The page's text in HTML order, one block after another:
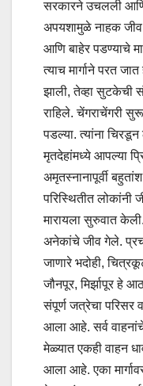
सरकारने उचलली
अपयशामुळे नाहक
आणि बाहेर पडण्याचे
त्याच मार्गाने परत
झाली, तेव्हा सुटकेची
राहिले. चेंगराचेंगरी
पडल्या. त्यांना
मृतदेहांमध्ये आपल्या
अमृतस्नानापूर्वी
परिस्थितीत लोकांनी
मारायला सुरुवात
अनेकांचे जीव गेले.
जाणारे भदोही,
जौनपूर, मिर्झापूर हे
संपूर्ण जत्रेचा परिसर
आला आहे. सर्व
मेळ्यात एकही वाहन
आला आहे. एका